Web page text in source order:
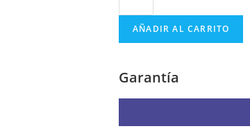
AÑADIR AL CARRITO
Garantía